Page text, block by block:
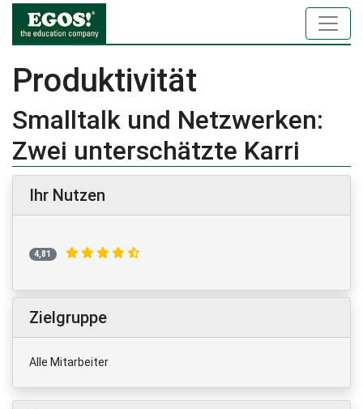
Produktivität
Smalltalk und Netzwerken:
Zwei unterschätzte Karri
Ihr Nutzen
4,81
Zielgruppe
Alle Mitarbeiter